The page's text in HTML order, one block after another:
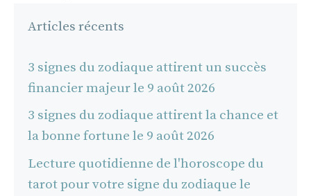
Articles récents
3 signes du zodiaque attirent un succès
financier majeur le 9 août 2026
3 signes du zodiaque attirent la chance et
la bonne fortune le 9 août 2026
Lecture quotidienne de l'horoscope du
tarot pour votre signe du zodiaque le